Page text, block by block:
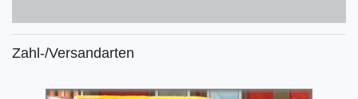
Zahl-/Versandarten